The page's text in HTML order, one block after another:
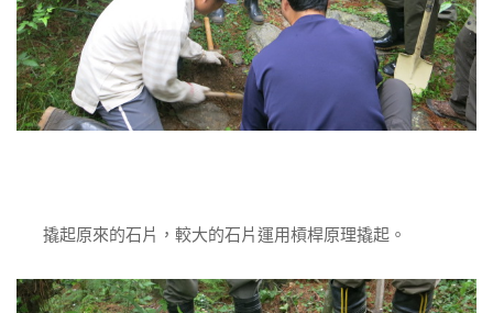
撬起原來的石片，較大的石片運用槓桿原理撬起。